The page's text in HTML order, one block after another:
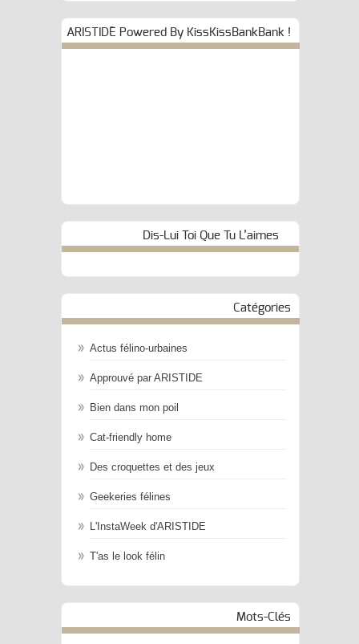
ARISTIDE Powered By KissKissBankBank !
Dis-Lui Toi Que Tu L’aimes
Catégories
Actus félino-urbaines
Approuvé par ARISTIDE
Bien dans mon poil
Cat-friendly home
Des croquettes et des jeux
Geekeries félines
L'InstaWeek d'ARISTIDE
T'as le look félin
Mots-Clés